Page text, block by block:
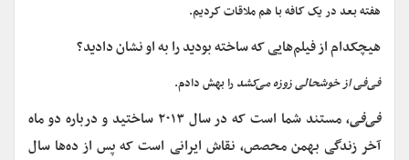
هفته بعد در یک کافه با هم ملاقات کردیم.
هیچکدام از فیلم‌هایی که ساخته بودید را به او نشان دادید؟
فی‌فی از خوشحالی زوزه می‌کشدرا بهش دادم.
فی‌فی
، مستند شما است که در سال ۲۰۱۳ ساختید و درباره دو ماه
آخر زندگی بهمن محصص، نقاش ایرانی است که پس از ده‌ها سال